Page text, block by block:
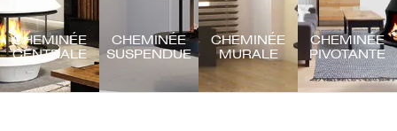
CHEMINÉE
CENTRALE
CHEMINÉE
SUSPENDUE
CHEMINÉE
MURALE
CHEMINÉE
PIVOTANTE